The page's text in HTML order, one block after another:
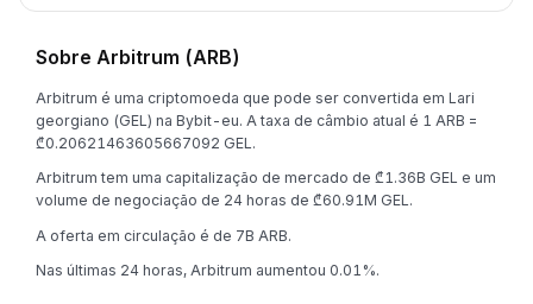
Sobre Arbitrum (ARB)
Arbitrum é uma criptomoeda que pode ser convertida em Lari
georgiano (GEL) na Bybit-eu. A taxa de câmbio atual é 1 ARB =
₾0.20621463605667092 GEL.
Arbitrum tem uma capitalização de mercado de ₾1.36B GEL e um
volume de negociação de 24 horas de ₾60.91M GEL.
A oferta em circulação é de 7B ARB.
Nas últimas 24 horas, Arbitrum aumentou 0.01%.